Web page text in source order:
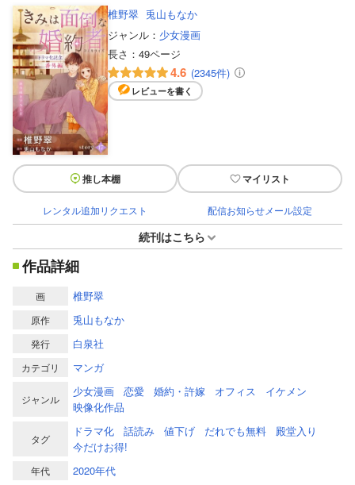
椎野翠 兎山もなか
ジャンル： 少女漫画
長さ： 49ページ
4.6 (2345件)
レビューを書く
推し本棚 マイリスト
レンタル追加リクエスト 配信お知らせメール設定
続刊はこちら
作品詳細
画 椎野翠
原作 兎山もなか
発行 白泉社
カテゴリ マンガ
ジャンル
少女漫画 恋愛 婚約・許嫁 オフィス
イケメン
映像化作品
タグ
ドラマ化 話読み 値下げ だれでも無料
殿堂入り
今だけお得!
年代 2020年代